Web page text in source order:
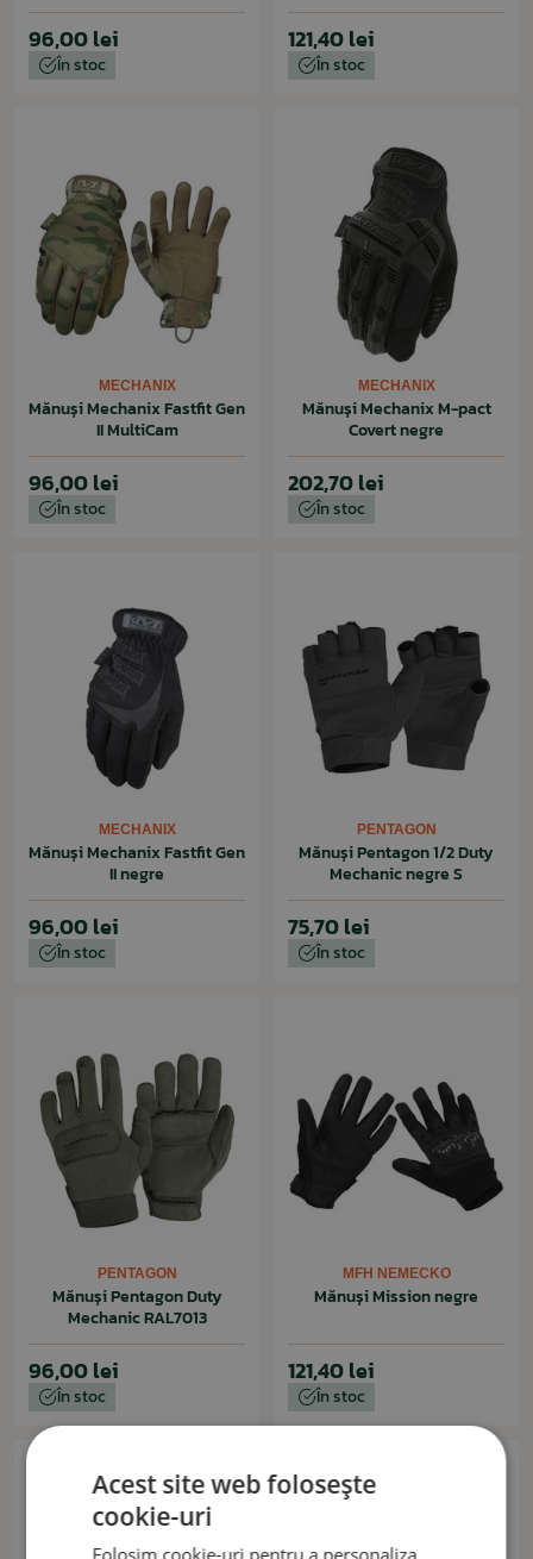
96,00 lei
În stoc
121,40 lei
În stoc
MECHANIX
Mănuși Mechanix Fastfit Gen
II MultiCam
96,00 lei
În stoc
MECHANIX
Mănuși Mechanix M-pact
Covert negre
202,70 lei
În stoc
MECHANIX
Mănuși Mechanix Fastfit Gen
II negre
96,00 lei
În stoc
PENTAGON
Mănuși Pentagon 1/2 Duty
Mechanic negre S
75,70 lei
În stoc
PENTAGON
Mănuși Pentagon Duty
Mechanic RAL7013
96,00 lei
În stoc
MFH NEMECKO
Mănuși Mission negre
121,40 lei
În stoc
Acest site web folosește
cookie-uri
Folosim cookie-uri pentru a personaliza